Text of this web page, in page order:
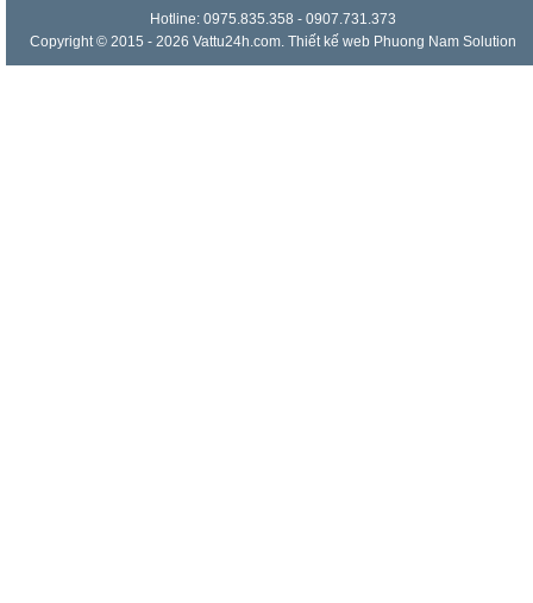
Hotline: 0975.835.358 - 0907.731.373
Copyright © 2015 - 2026 Vattu24h.com. Thiết kế web Phuong Nam Solution